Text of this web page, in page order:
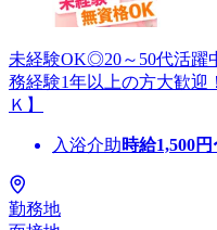
未経験OK◎20～50代活
務経験1年以上の方大歓迎
Ｋ】
入浴介助時給1,500
勤務地